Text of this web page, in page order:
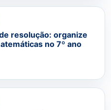
resolução: organize
no 7º ano